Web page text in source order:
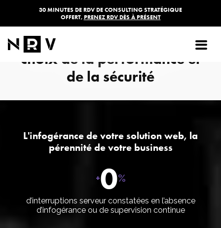
30 MINUTES DE RDV DE CONSULTING STRATÉGIQUE
OFFERT, PRENEZ RDV DÈS À PRÉSENT
Infogérance site internet et
logiciel à Toulouse, NRV le
choix de la performance et
de la sécurité
L'infogérance de votre solution web, la
pérennité de votre business
+0%
d’interruptions serveur constatées en l’absence
d’infogérance ou de supervision continue